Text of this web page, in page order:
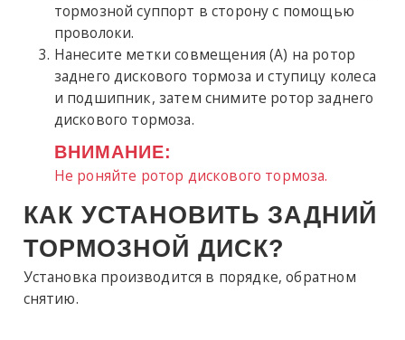
тормозной суппорт в сторону с помощью
проволоки.
Нанесите метки совмещения (A) на ротор
заднего дискового тормоза и ступицу колеса
и подшипник, затем снимите ротор заднего
дискового тормоза.
ВНИМАНИЕ:
Не роняйте ротор дискового тормоза.
КАК УСТАНОВИТЬ ЗАДНИЙ
ТОРМОЗНОЙ ДИСК?
Установка производится в порядке, обратном
снятию.